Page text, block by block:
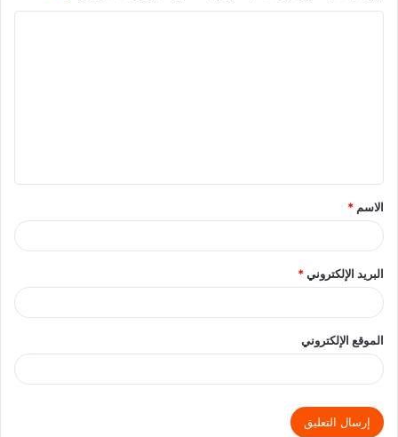
الاسم *
البريد الإلكتروني*
الموقع الإلكتروني